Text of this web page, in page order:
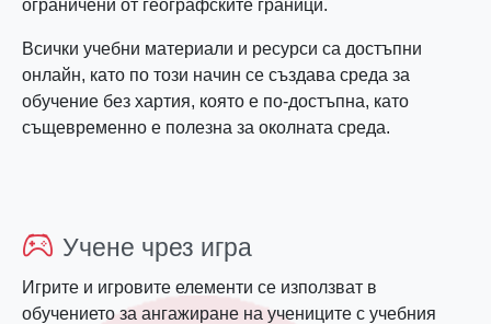
ограничени от географските граници.
Всички учебни материали и ресурси са достъпни
онлайн, като по този начин се създава среда за
обучение без хартия, която е по-достъпна, като
същевременно е полезна за околната среда.
Учене чрез игра
Игрите и игровите елементи се използват в
обучението за ангажиране на учениците с учебния